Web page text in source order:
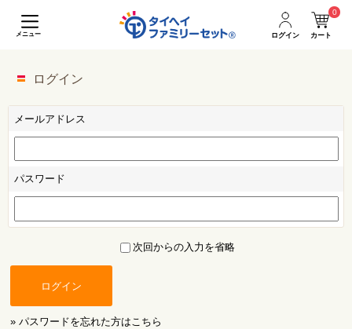
メニュー ログイン カート
0
ログイン
メールアドレス
パスワード
次回からの入力を省略
ログイン
» パスワードを忘れた方はこちら